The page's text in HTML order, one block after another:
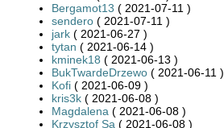
Bergamot13 ( 2021-07-11 )
sendero ( 2021-07-11 )
jark ( 2021-06-27 )
tytan ( 2021-06-14 )
kminek18 ( 2021-06-13 )
BukTwardeDrzewo ( 2021-06-11 )
Kofi ( 2021-06-09 )
kris3k ( 2021-06-08 )
Magdalena ( 2021-06-08 )
Krzysztof Sa ( 2021-06-08 )